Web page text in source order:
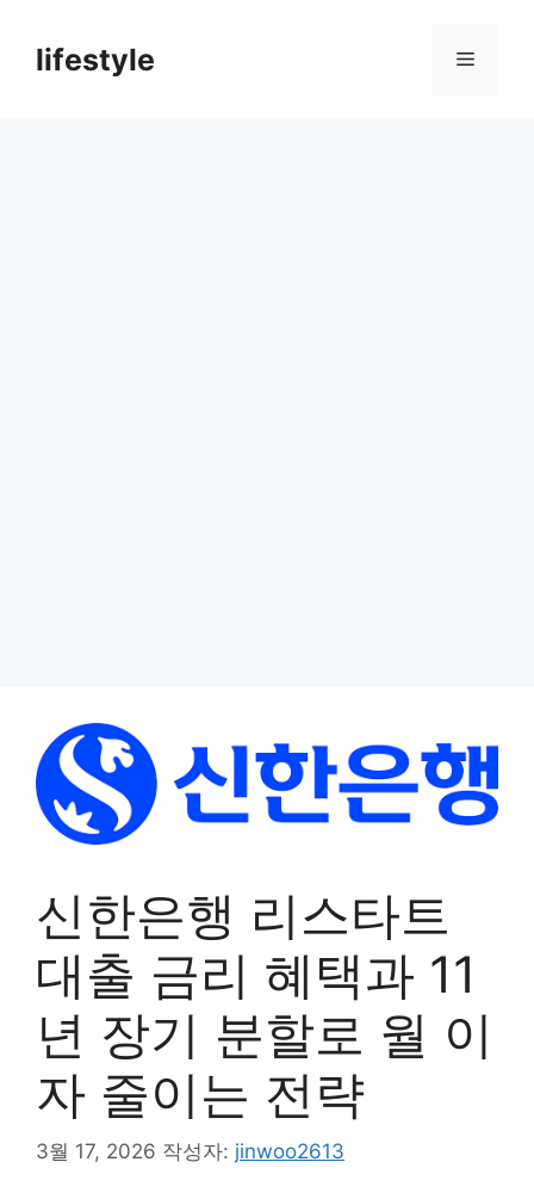
lifestyle 메
신한은행 리스타트
대출 금리 혜택과 11
년 장기 분할로 월 이
자 줄이는 전략
3월 17, 2026 작성자: jinwoo2613